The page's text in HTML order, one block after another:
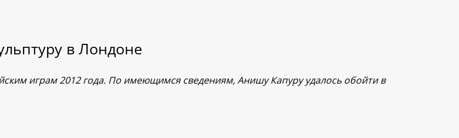
в Лондоне
играм 2012 года. По имеющимся сведениям, Анишу Капуру удалось обойти в